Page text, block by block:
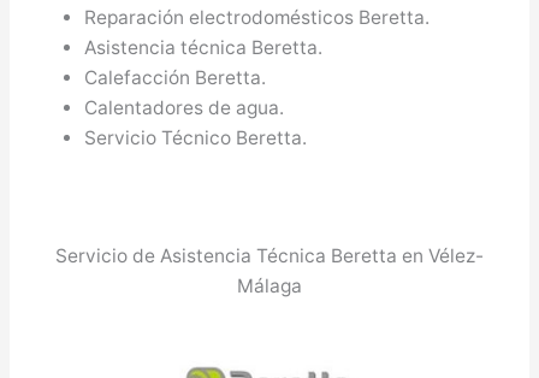
Reparación electrodomésticos Beretta.
Asistencia técnica Beretta.
Calefacción Beretta.
Calentadores de agua.
Servicio Técnico Beretta.
Servicio de Asistencia Técnica Beretta en Vélez-
Málaga